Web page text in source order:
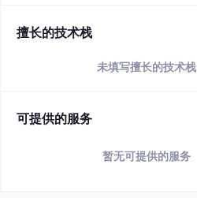
擅长的技术栈
未填写擅长的技术栈
可提供的服务
暂无可提供的服务